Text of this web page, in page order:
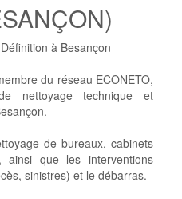
à Besançon
du réseau ECONETO,
nettoyage technique et
de bureaux, cabinets
ainsi que les interventions
sinistres) et le débarras.